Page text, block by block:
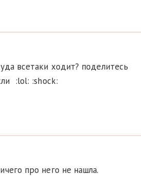
всетаки ходит? поделитесь
:lol: :shock:
про него не нашла.